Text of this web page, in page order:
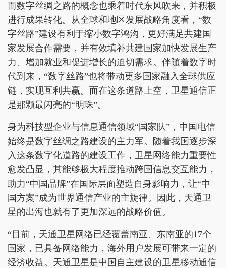
而数字丝绸之路的概念也乘着时代东风吹来，并积极
进行成果转化。从全球和地区发展战略角度看，“数
字丝路”建设有利于缩小数字鸿沟，更好满足共建国
家发展合作需要，并有效填补共建国家加快发展生产
力、增加就业和促进增长的迫切需求。伴随着数字时
代到来，“数字丝路”也将带动更多国家融入全球供应
链，实现互利共赢。而在这条道路上空，卫星通信正
是那颗最闪亮的“明珠”。
身为科技型企业与信息通信领域“国家队”，中国电信
始终是数字丝绸之路建设的主力军。随着我国逐步深
入这条数字化道路的建设工作，卫星网络能力重要性
愈发凸显，其能够极大程度推动跨国信息交互能力，
助力“中国品牌”在国际层面塑造自身影响力，让“中
国方案”成为世界通信产业的主旋律。因此，天通卫
星的出海也就有了更加深远的战略价值。
“目前，天通卫星网络已经覆盖南亚、东南亚的17个
国家，已具备网络能力，海外用户发展可带来一定的
经济收益。天通卫星是中国自主建设的卫星移动通信